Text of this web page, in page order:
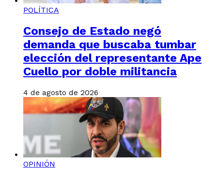
POLÍTICA
Consejo de Estado negó
demanda que buscaba tumbar
elección del representante Ape
Cuello por doble militancia
4 de agosto de 2026
OPINIÓN